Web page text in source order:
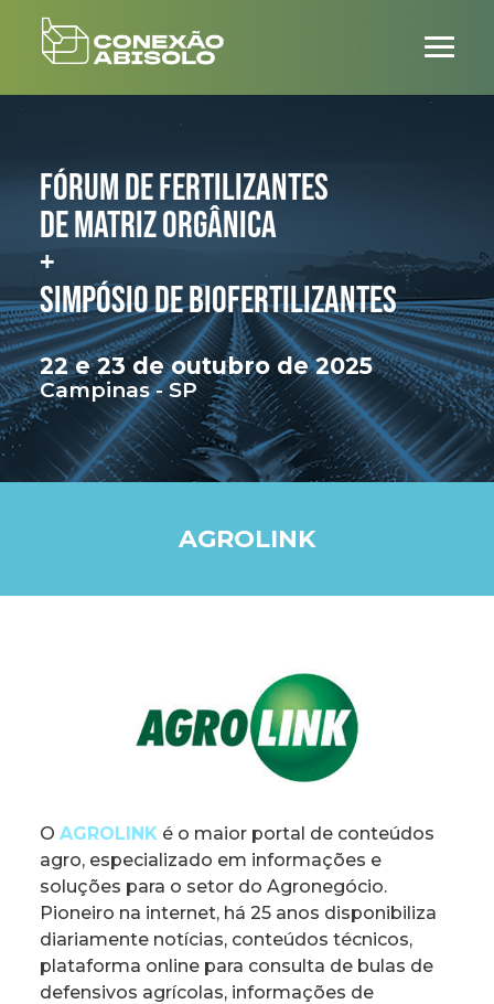
FÓRUM DE FERTILIZANTES
DE MATRIZ ORGÂNICA
+
SIMPÓSIO DE BIOFERTILIZANTES
22 e 23de outubrode 2025
Campinas - SP
AGROLINK
O AGROLINK é o maior portal de conteúdos
agro, especializado em informações e
soluções para o setor do Agronegócio.
Pioneiro na internet, há 25 anos disponibiliza
diariamente notícias, conteúdos técnicos,
plataforma online para consulta de bulas de
defensivos agrícolas, informações de